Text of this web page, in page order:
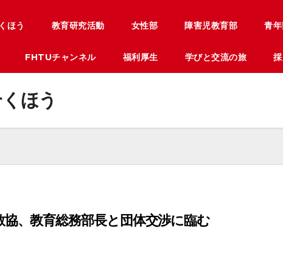
ほう 教育研究活動 女性部 障害児教育部 青
FHTUチャンネル 福利厚生 学びと交流の旅
ほう
、教育総務部長と団体交渉に臨む